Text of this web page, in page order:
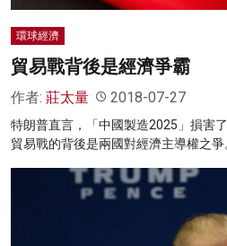
環球經濟
貿易戰背後是經濟爭霸
作者: 莊太量 2018-07-27
特朗普直言，「中國製造2025」損害
貿易戰的背後是兩國對經濟主導權之爭